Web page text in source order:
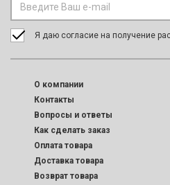
Я даю согласие на получение
O компании
Контакты
Вопросы и ответы
Как сделать заказ
Оплата товара
Доставка товара
Возврат товара